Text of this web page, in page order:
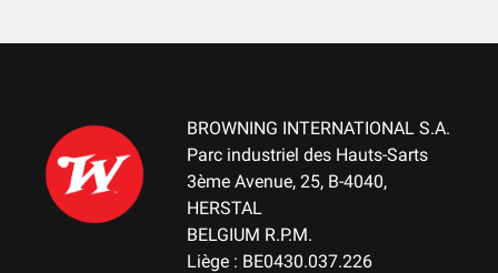
BROWNING INTERNATIONAL S.A.
Parc industriel des Hauts-Sarts
3ème Avenue, 25, B-4040,
HERSTAL
BELGIUM R.P.M.
Liège : BE0430.037.226